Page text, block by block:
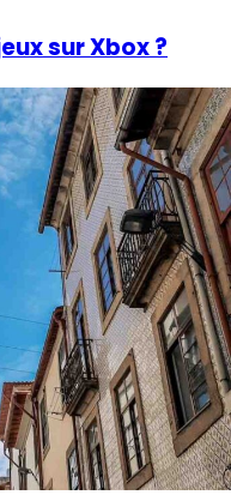
sur Xbox ?